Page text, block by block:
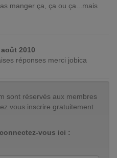
manger ça, ça ou ça...mais
2010
réponses merci jobica
sont réservés aux membres
vous inscrire gratuitement
vous ici :